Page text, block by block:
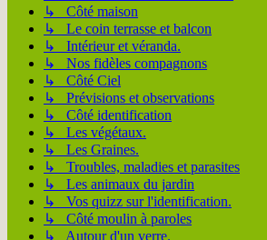
↳ Côté maison
↳ Le coin terrasse et balcon
↳ Intérieur et véranda.
↳ Nos fidèles compagnons
↳ Côté Ciel
↳ Prévisions et observations
↳ Côté identification
↳ Les végétaux.
↳ Les Graines.
↳ Troubles, maladies et parasites
↳ Les animaux du jardin
↳ Vos quizz sur l'identification.
↳ Côté moulin à paroles
↳ Autour d'un verre.